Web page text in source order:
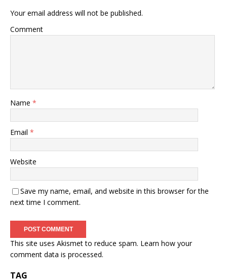
Your email address will not be published.
Comment
Name *
Email *
Website
Save my name, email, and website in this browser for the
next time I comment.
This site uses Akismet to reduce spam. Learn how your
comment data is processed.
TAG